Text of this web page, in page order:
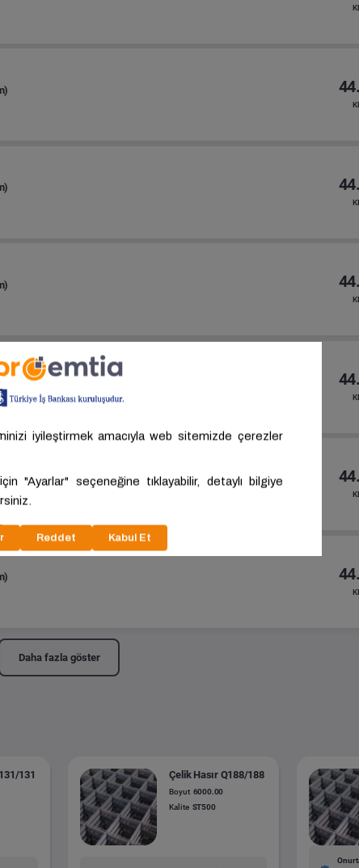
Daha fazla göster
131 Çelik Hasır Q188/188
Boyut 6000.00
Kalite ST500